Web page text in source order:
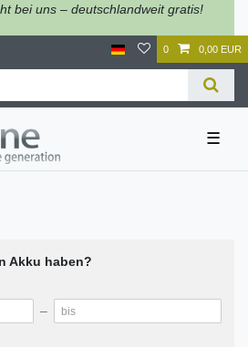
bei uns – deutschlandweit gratis!
0 0,00 EUR
☰
Akku haben?
–